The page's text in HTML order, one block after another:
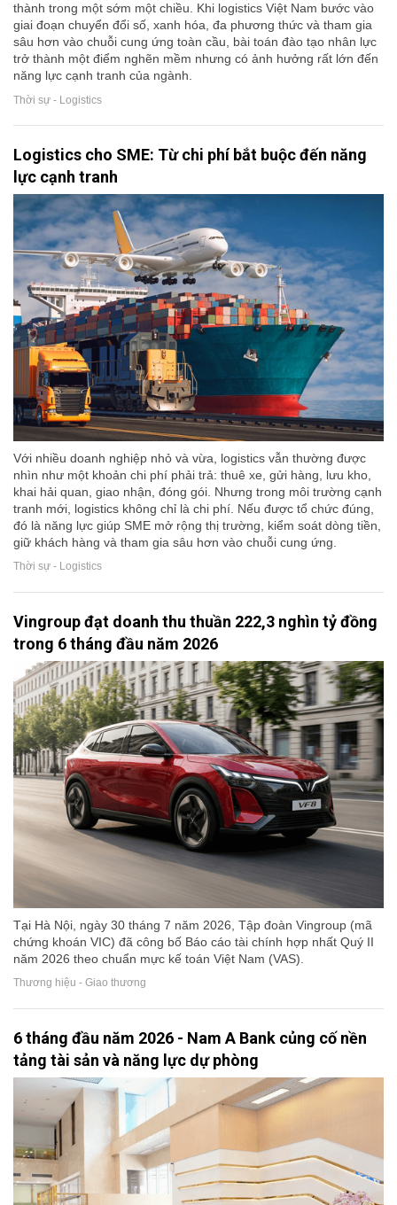
thành trong một sớm một chiều. Khi logistics Việt Nam bước vào
giai đoạn chuyển đổi số, xanh hóa, đa phương thức và tham gia
sâu hơn vào chuỗi cung ứng toàn cầu, bài toán đào tạo nhân lực
trở thành một điểm nghẽn mềm nhưng có ảnh hưởng rất lớn đến
năng lực cạnh tranh của ngành.
Thời sự - Logistics
Logistics cho SME: Từ chi phí bắt buộc đến năng
lực cạnh tranh
Với nhiều doanh nghiệp nhỏ và vừa, logistics vẫn thường được
nhìn như một khoản chi phí phải trả: thuê xe, gửi hàng, lưu kho,
khai hải quan, giao nhận, đóng gói. Nhưng trong môi trường cạnh
tranh mới, logistics không chỉ là chi phí. Nếu được tổ chức đúng,
đó là năng lực giúp SME mở rộng thị trường, kiểm soát dòng tiền,
giữ khách hàng và tham gia sâu hơn vào chuỗi cung ứng.
Thời sự - Logistics
Vingroup đạt doanh thu thuần 222,3 nghìn tỷ đồng
trong 6 tháng đầu năm 2026
Tại Hà Nội, ngày 30 tháng 7 năm 2026, Tập đoàn Vingroup (mã
chứng khoán VIC) đã công bố Báo cáo tài chính hợp nhất Quý II
năm 2026 theo chuẩn mực kế toán Việt Nam (VAS).
Thương hiệu - Giao thương
6 tháng đầu năm 2026 - Nam A Bank củng cố nền
tảng tài sản và năng lực dự phòng